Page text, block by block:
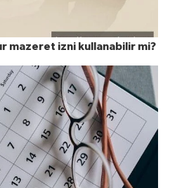
mazeret izni kullanabilir mi?